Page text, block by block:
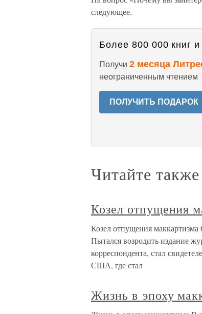
следующее.
Более 800 000 книг и
Получи 2 месяца
неограниченным чтением
ПОЛУЧИТЬ ПОДАРОК
Читайте также
Козел отпущения
Козел отпущения
Пытался возродить издание
корреспондента, стал
США, где стал
Жизнь в эпоху